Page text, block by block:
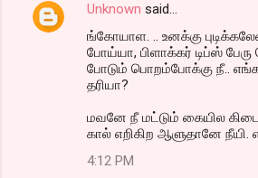
Unknown said…
ங்கோயாள. .. உனக்கு
போய்யா, பிளாக்கர் டிப்ஸ்
போடும் பொறம்போக்கு நீ..
தரியா?
மவனே நீ மட்டும் கையில
கால் எறிகிற ஆளுதானே நீயி.
4:12 PM